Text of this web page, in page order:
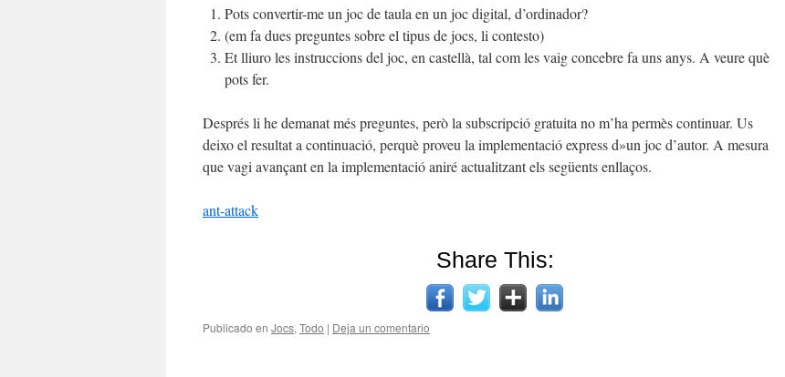
Pots convertir-me un joc de taula en un joc digital, d’ordinador?
(em fa dues preguntes sobre el tipus de jocs, li contesto)
Et lliuro les instruccions del joc, en castellà, tal com les vaig concebre fa uns anys. A veure què
pots fer.
Després li he demanat més preguntes, però la subscripció gratuita no m’ha permès continuar. Us
deixo el resultat a continuació, perquè proveu la implementació express d»un joc d’autor. A mesura
que vagi avançant en la implementació aniré actualitzant els següents enllaços.
ant-attack
Share This:
Publicado en Jocs, Todo | Deja un comentario